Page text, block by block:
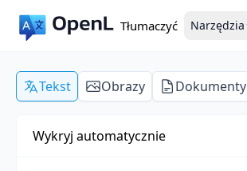
Tłumaczyć Narzędzia
Tekst Obrazy Dokumenty
Wykryj automatycznie